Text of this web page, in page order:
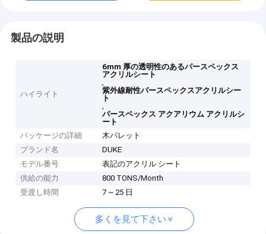
製品の説明
ハイライト
6mm 厚の透明性のあるパースペックス
アクリルシート
,
紫外線耐性パースペックスアクリルシー
ト
,
パースペックス アクアリウム アクリルシ
ート
パッケージの詳細
木パレット
ブランド名
DUKE
モデル番号
表記のアクリル シート
供給の能力
800 TONS/Month
受渡し時間
7 ~ 25 日
多くを見て下さい